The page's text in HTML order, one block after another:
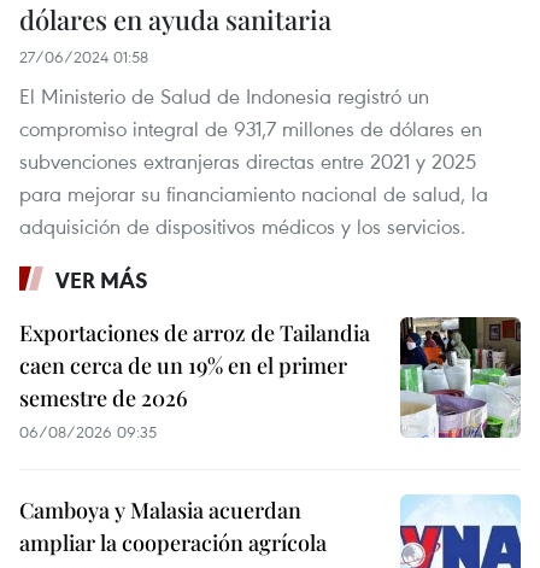
dólares en ayuda sanitaria
27/06/2024 01:58
El Ministerio de Salud de Indonesia registró un
compromiso integral de 931,7 millones de dólares en
subvenciones extranjeras directas entre 2021 y 2025
para mejorar su financiamiento nacional de salud, la
adquisición de dispositivos médicos y los servicios.
VER MÁS
Exportaciones de arroz de Tailandia
caen cerca de un 19% en el primer
semestre de 2026
06/08/2026 09:35
Camboya y Malasia acuerdan
ampliar la cooperación agrícola